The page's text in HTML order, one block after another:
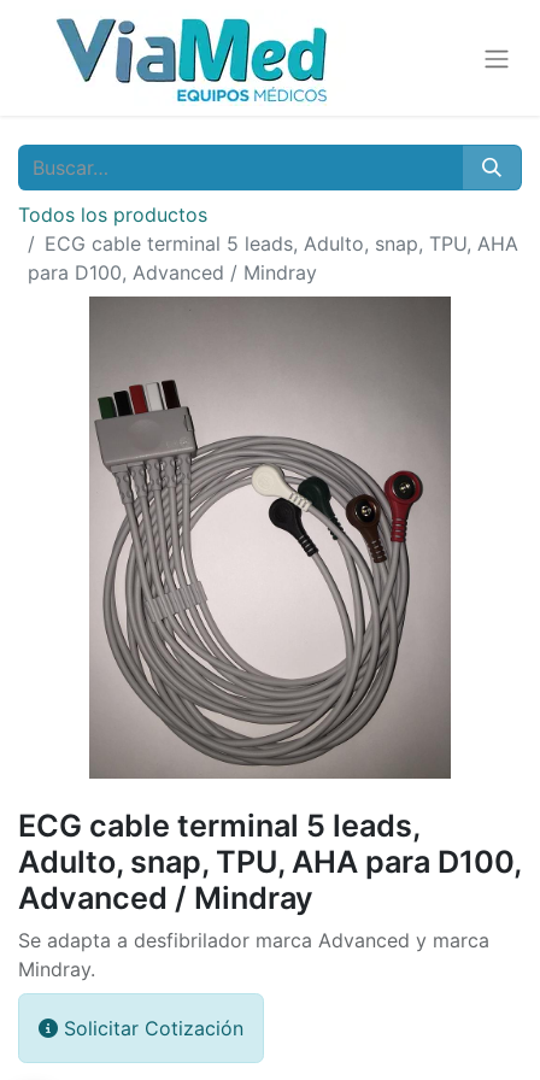
Todos los productos
ECG cable terminal 5 leads, Adulto, snap, TPU, AHA
para D100, Advanced / Mindray
ECG cable terminal 5 leads,
Adulto, snap, TPU, AHA para D100,
Advanced / Mindray
Se adapta a desfibrilador marca Advanced y marca
Mindray.
Solicitar Cotización